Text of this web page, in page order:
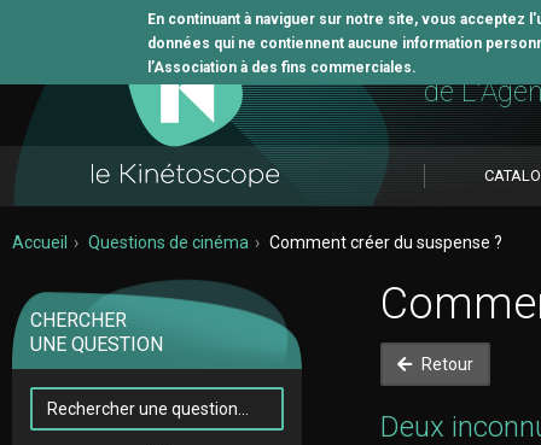
En continuant à naviguer sur notre site, vous
données qui ne contiennent aucune information
l’Association à des fins commerciales. L'outil
de
Accueil Questions de cinéma Comment créer du suspense ?
CHERCHER
UNE QUESTION
Retour
Deux